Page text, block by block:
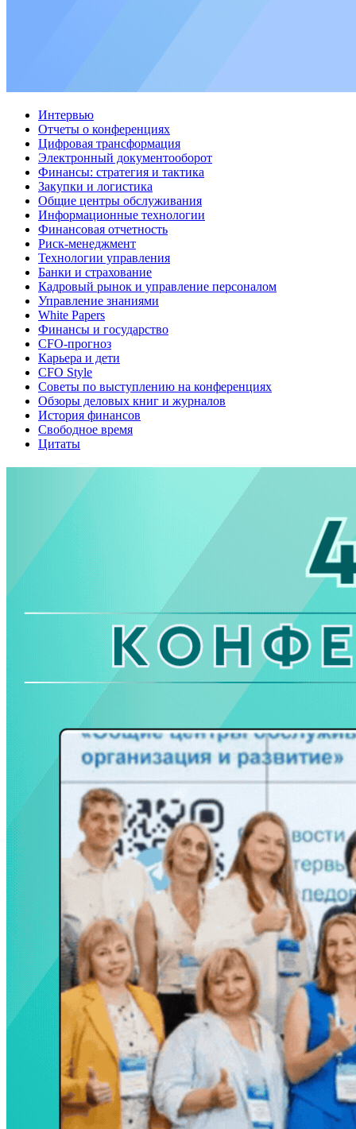
Интервью
Отчеты о конференциях
Цифровая трансформация
Электронный документооборот
Финансы: стратегия и тактика
Закупки и логистика
Общие центры обслуживания
Информационные технологии
Финансовая отчетность
Риск-менеджмент
Технологии управления
Банки и страхование
Кадровый рынок и управление персоналом
Управление знаниями
White Papers
Финансы и государство
CFO-прогноз
Карьера и дети
CFO Style
Советы по выступлению на конференциях
Обзоры деловых книг и журналов
История финансов
Свободное время
Цитаты